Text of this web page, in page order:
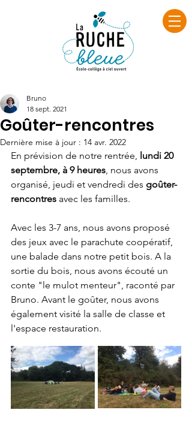
Goûter-rencontres
Bruno
18 sept. 2021
Dernière mise à jour : 14 avr. 2022
En prévision de notre rentrée, lundi 20
septembre, à 9 heures, nous avons
organisé, jeudi et vendredi des goûter-
rencontres avec les familles.
Avec les 3-7 ans, nous avons proposé
des jeux avec le parachute coopératif,
une balade dans notre petit bois. A la
sortie du bois, nous avons écouté un
conte "le mulot menteur", raconté par
Bruno. Avant le goûter, nous avons
également visité la salle de classe et
l'espace restauration.